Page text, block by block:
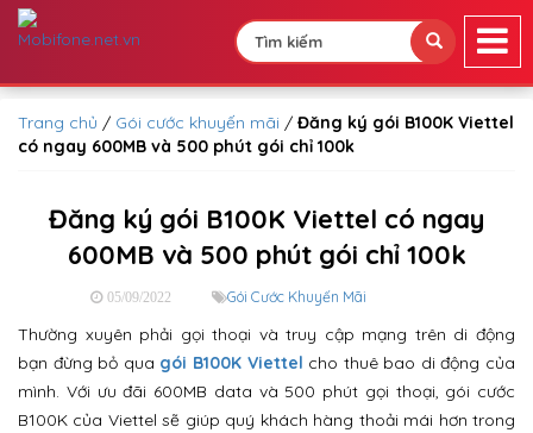
Trang chủ / Gói cước khuyến mãi / Đăng ký gói B100K Viettel
có ngay 600MB và 500 phút gói chỉ 100k
Đăng ký gói B100K Viettel có ngay
600MB và 500 phút gói chỉ 100k
05/09/2022 Gói Cước Khuyến Mãi
Thường xuyên phải gọi thoại và truy cập mạng trên di động
bạn đừng bỏ qua gói B100K Viettel cho thuê bao di động của
mình. Với ưu đãi 600MB data và 500 phút gọi thoại, gói cước
B100K của Viettel sẽ giúp quý khách hàng thoải mái hơn trong